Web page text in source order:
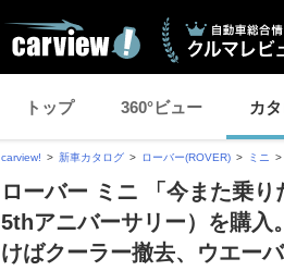
トップ 360°ビュー カ
carview! 新車カタログ ローバー(ROVER) ミニ
ローバー ミニ 「今また乗
5thアニバーサリー）を購入
けばクーラー撤去、ウエー